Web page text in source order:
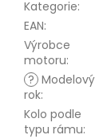
Kategorie:
EAN:
Výrobce
motoru:
? Modelový
rok:
Kolo podle
typu rámu: